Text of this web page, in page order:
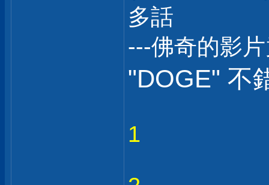
多話
---佛奇的影
"DOGE" 不
1